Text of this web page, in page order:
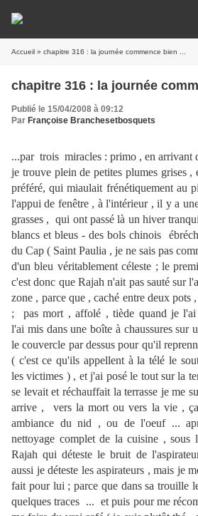
Accueil » chapitre 316 : la journée commence bien ...
chapitre 316 : la journée
Publié le 15/04/2008 à 09:12
Par Françoise Branchesetbosquets
...par trois miracles : primo , en arrivant
je trouve plein de petites plumes grises
préféré, qui miaulait frénétiquement au
l'appui de fenêtre , à l'intérieur , il y a
grasses , qui ont passé là un hiver
blancs et bleus - des bols chinois
du Cap ( Saint Paulia , je ne sais pas
d'un bleu véritablement céleste ; le
c'est donc que Rajah n'ait pas sauté sur
zone , parce que , caché entre deux pots
; pas mort , affolé , tiède quand je
l'ai mis dans une boîte à chaussures sur
le couvercle par dessus pour qu'il
( c'est ce qu'ils appellent à la télé le
les victimes ) , et j'ai posé le tout sur la
se levait et réchauffait la terrasse je me
arrive , vers la mort ou vers la vie ,
ambiance du nid , ou de l'oeuf ...
nettoyage complet de la cuisine , sous
Rajah qui déteste le bruit de
aussi je déteste les aspirateurs , mais je
fait pour lui ; parce que dans sa trouille
quelques traces ... et puis pour me